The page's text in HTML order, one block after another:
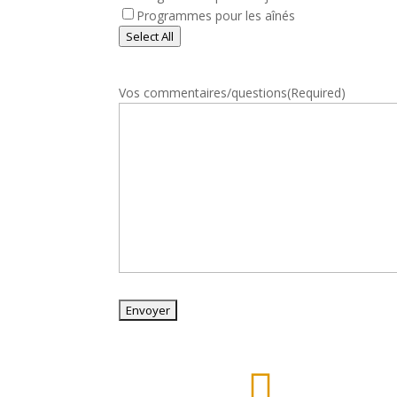
Programmes pour les aînés
Select All
Vos commentaires/questions(Required)